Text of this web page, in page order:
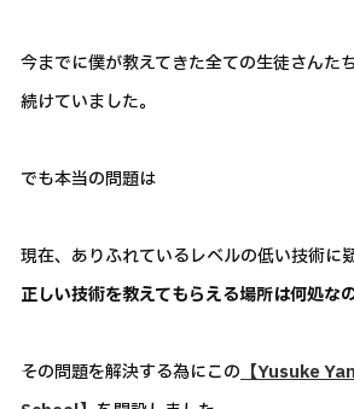
今までに僕が教えてきた全ての生徒さんた
続けていました。
でも本当の問題は
現在、ありふれているレベルの低い技術に
正しい技術を教えてもらえる場所は何処な
その問題を解決する為にこの 【Yusuke